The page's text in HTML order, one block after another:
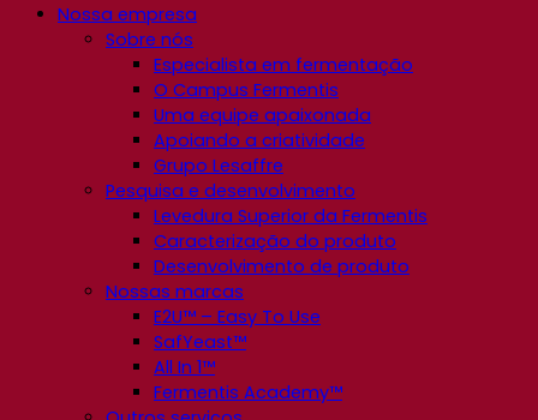
Nossa empresa
Sobre nós
Especialista em fermentação
O Campus Fermentis
Uma equipe apaixonada
Apoiando a criatividade
Grupo Lesaffre
Pesquisa e desenvolvimento
Levedura Superior da Fermentis
Caracterização do produto
Desenvolvimento de produto
Nossas marcas
E2U™ – Easy To Use
SafYeast™
All In 1™
Fermentis Academy™